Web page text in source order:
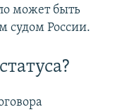
может быть
судом России.